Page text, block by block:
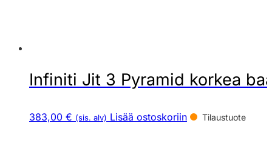
Infiniti Jit 3 Pyramid korkea
383,00 € (sis. alv) Lisää ostoskoriin Tilaustuote